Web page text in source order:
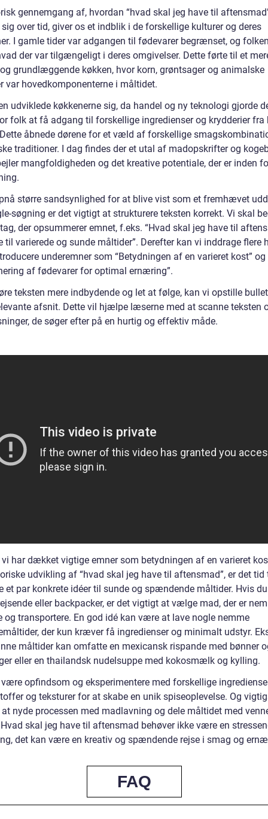
gennemgang af, hvordan “hvad skal jeg have til
over tid, giver os et indblik i de forskellige kulturer og deres
I gamle tider var adgangen til fødevarer begrænset, og
der var tilgængeligt i deres omgivelser. Dette førte til et
grundlæggende køkken, hvor korn, grøntsager og animalske
var hovedkomponenterne i måltidet.
udviklede køkkenerne sig, da handel og ny teknologi gjorde
folk at få adgang til forskellige ingredienser og krydderier fra
åbnede dørene for et væld af forskellige
traditioner. I dag findes der et utal af madopskrifter og
mangfoldigheden og det kreative potentiale, der er inden
større sandsynlighed for at blive vist som et fremhævet
søgning er det vigtigt at strukturere teksten korrekt. Vi skal
der opsummerer emnet, f.eks. “Hvad skal jeg have til
til varierede og sunde måltider”. Derefter kan vi inddrage flere
underemner som “Betydningen af en varieret kost” og
af fødevarer for optimal ernæring”.
teksten mere indbydende og let at følge, kan vi opstille
afsnit. Dette vil hjælpe læserne med at scanne teksten
de søger efter på en hurtig og effektiv måde.
vi har dækket vigtige emner som betydningen af en varieret
udvikling af “hvad skal jeg have til aftensmad”, er det tid
et par konkrete idéer til sunde og spændende måltider. Hvis
eller backpacker, er det vigtigt at vælge mad, der er
og transportere. En god idé kan være at lave nogle nemme
der kun kræver få ingredienser og minimalt udstyr.
måltider kan omfatte en mexicansk rispande med bønner
eller en thailandsk nudelsuppe med kokosmælk og kylling.
opfindsom og eksperimentere med forskellige
og teksturer for at skabe en unik spiseoplevelse. Og
nyde processen med madlavning og dele måltidet med
skal jeg have til aftensmad behøver ikke være en
det kan være en kreativ og spændende rejse i smag og
FAQ